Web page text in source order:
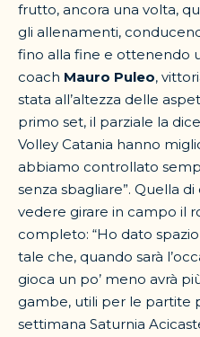
frutto, ancora una volta,
gli allenamenti,
fino alla fine e ottenendo
coach Mauro Puleo,
stata all’altezza delle
primo set, il parziale la
Volley Catania hanno
abbiamo controllato
senza sbagliare”. Quella
vedere girare in campo il
completo: “Ho dato
tale che, quando sarà
gioca un po’ meno avrà
gambe, utili per le partite
settimana Saturnia